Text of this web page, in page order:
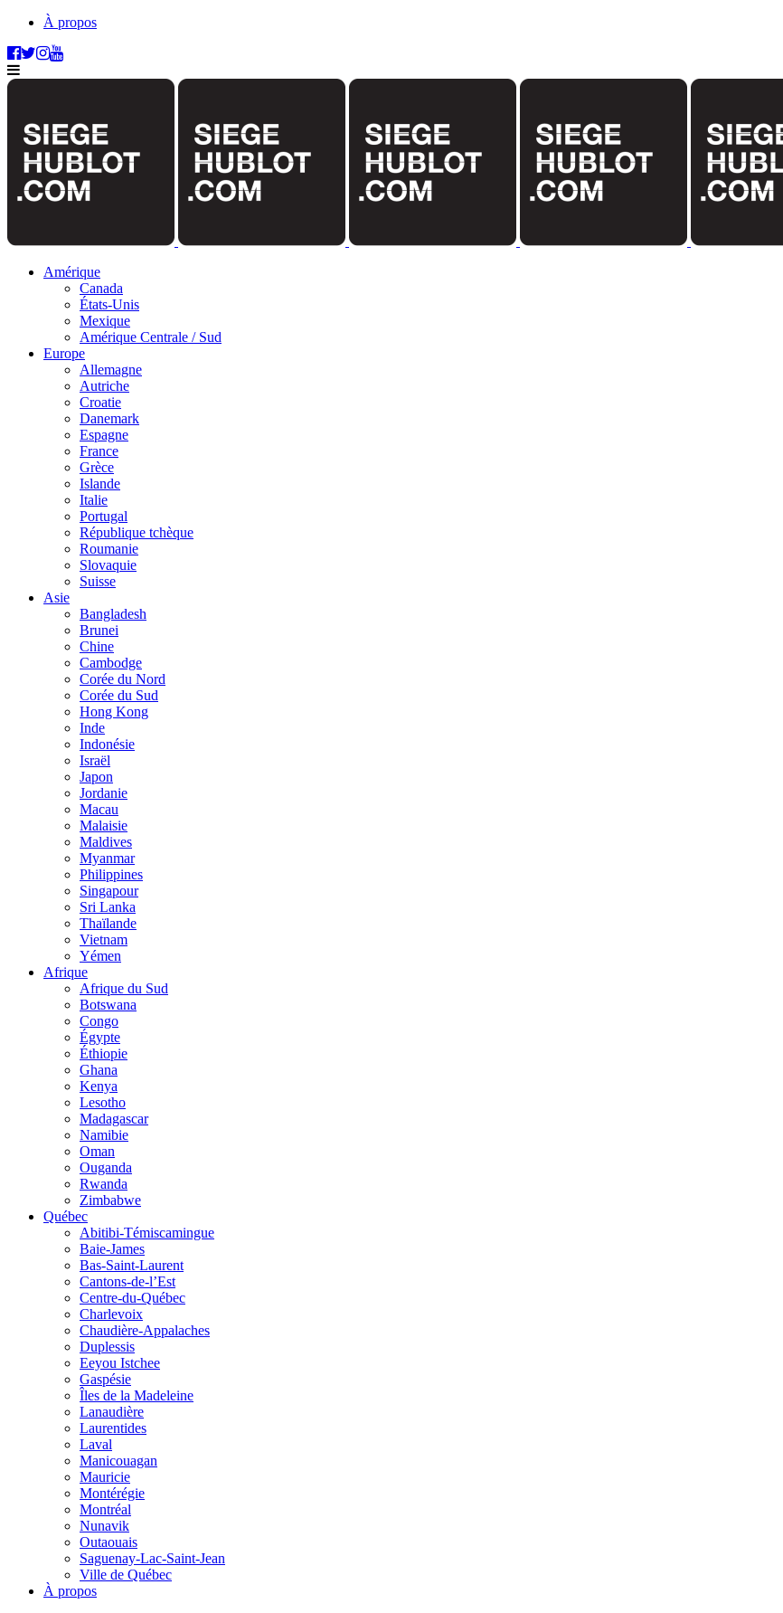
À propos
Amérique
Canada
États-Unis
Mexique
Amérique Centrale / Sud
Europe
Allemagne
Autriche
Croatie
Danemark
Espagne
France
Grèce
Islande
Italie
Portugal
République tchèque
Roumanie
Slovaquie
Suisse
Asie
Bangladesh
Brunei
Chine
Cambodge
Corée du Nord
Corée du Sud
Hong Kong
Inde
Indonésie
Israël
Japon
Jordanie
Macau
Malaisie
Maldives
Myanmar
Philippines
Singapour
Sri Lanka
Thaïlande
Vietnam
Yémen
Afrique
Afrique du Sud
Botswana
Congo
Égypte
Éthiopie
Ghana
Kenya
Lesotho
Madagascar
Namibie
Oman
Ouganda
Rwanda
Zimbabwe
Québec
Abitibi-Témiscamingue
Baie-James
Bas-Saint-Laurent
Cantons-de-l’Est
Centre-du-Québec
Charlevoix
Chaudière-Appalaches
Duplessis
Eeyou Istchee
Gaspésie
Îles de la Madeleine
Lanaudière
Laurentides
Laval
Manicouagan
Mauricie
Montérégie
Montréal
Nunavik
Outaouais
Saguenay-Lac-Saint-Jean
Ville de Québec
À propos